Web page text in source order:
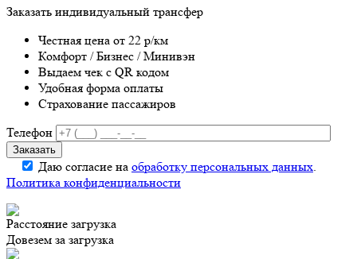
Заказать индивидуальный трансфер
Честная цена от 22 р/км
Комфорт / Бизнес / Минивэн
Выдаем чек с QR кодом
Удобная форма оплаты
Страхование пассажиров
Телефон
Даю согласие на обработку персональных данных.
Политика конфиденциальности
Расстояние загрузка
Довезем за загрузка